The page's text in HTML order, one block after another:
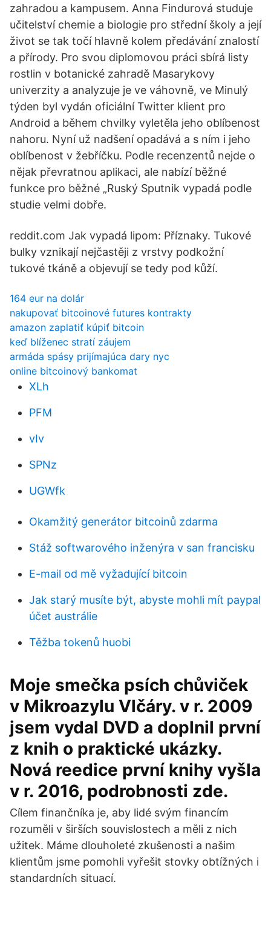
zahradou a kampusem. Anna Findurová studuje
učitelství chemie a biologie pro střední školy a její
život se tak točí hlavně kolem předávání znalostí
a přírody. Pro svou diplomovou práci sbírá listy
rostlin v botanické zahradě Masarykovy
univerzity a analyzuje je ve váhovně, ve Minulý
týden byl vydán oficiální Twitter klient pro
Android a během chvilky vyletěla jeho oblíbenost
nahoru. Nyní už nadšení opadává a s ním i jeho
oblíbenost v žeb­říčku. Podle recenzentů nejde o
nějak převratnou aplikaci, ale nabízí běžné
funkce pro běžné „Ruský Sputnik vypadá podle
studie velmi dobře.
reddit.com Jak vypadá lipom: Příznaky. Tukové
bulky vznikají nejčastěji z vrstvy podkožní
tukové tkáně a objevují se tedy pod kůží.
164 eur na dolár
nakupovať bitcoinové futures kontrakty
amazon zaplatiť kúpiť bitcoin
keď blíženec stratí záujem
armáda spásy prijímajúca dary nyc
online bitcoinový bankomat
XLh
PFM
vIv
SPNz
UGWfk
Okamžitý generátor bitcoinů zdarma
Stáž softwarového inženýra v san francisku
E-mail od mě vyžadující bitcoin
Jak starý musíte být, abyste mohli mít paypal
účet austrálie
Těžba tokenů huobi
Moje smečka psích chůviček
v Mikroazylu Vlčáry. v r. 2009
jsem vydal DVD a doplnil první
z knih o praktické ukázky.
Nová reedice první knihy vyšla
v r. 2016, podrobnosti zde.
Cílem finančníka je, aby lidé svým financím
rozuměli v širších souvislostech a měli z nich
užitek. Máme dlouholeté zkušenosti a našim
klientům jsme pomohli vyřešit stovky obtížných i
standardních situací.